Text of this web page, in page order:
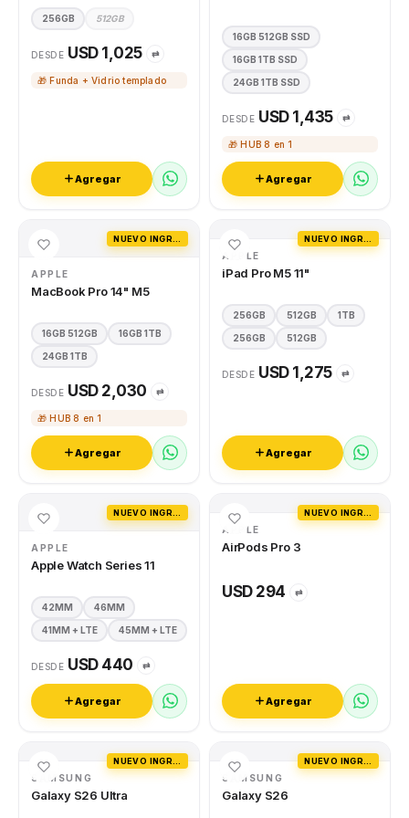
256GB 512GB
DESDE USD 1,025 ⇄
🎁 Funda + Vidrio templado
Agregar
16GB 512GB SSD
16GB 1TB SSD
24GB 1TB SSD
DESDE USD 1,435 ⇄
🎁 HUB 8 en 1
Agregar
APPLE
MacBook Pro 14" M5
16GB 512GB 16GB 1TB
24GB 1TB
DESDE USD 2,030 ⇄
🎁 HUB 8 en 1
Agregar
APPLE
iPad Pro M5 11"
256GB 512GB 1TB
256GB 512GB
DESDE USD 1,275 ⇄
Agregar
APPLE
Apple Watch Series 11
42MM 46MM
41MM + LTE 45MM + LTE
DESDE USD 440 ⇄
Agregar
APPLE
AirPods Pro 3
USD 294 ⇄
Agregar
SAMSUNG
Galaxy S26 Ultra
SAMSUNG
Galaxy S26